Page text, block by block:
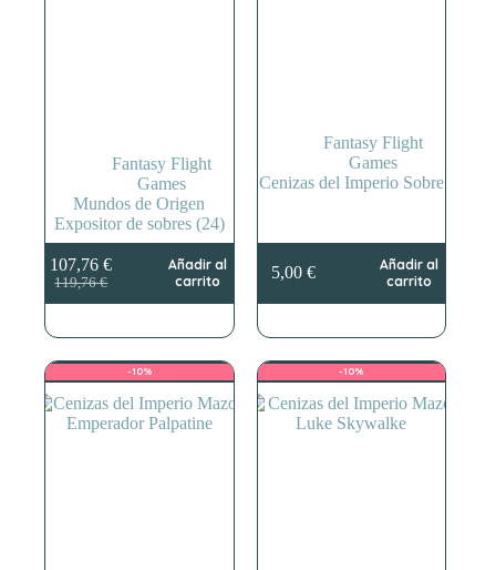
Fantasy Flight
Games
Mundos de Origen
Expositor de sobres (24)
119,76€
El
precio
era:
119,76 €.
107,76€
El
precio
es:
107,76 €.
Añadir al
carrito
Fantasy Flight
Games
Cenizas del Imperio Sobre
5,00 €
Añadir al
carrito
-10% -10%